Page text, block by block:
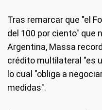
Tras remarcar que "el
del 100 por ciento" que
Argentina, Massa
crédito multilateral "es
lo cual "obliga a
medidas".